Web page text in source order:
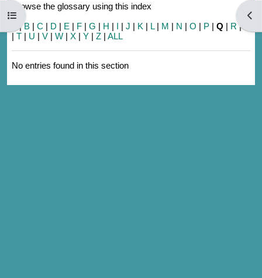
Open course index
Browse the glossary using this index
|B | C | D | E | F | G | H | I | J | K | L| M | N | O | P | Q | R|
| T | U | V | W | X | Y | Z | ALL
No entries found in this section